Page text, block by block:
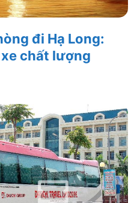
đi Hạ Long:
chất lượng